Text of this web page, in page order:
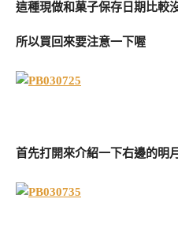
這種現做和菓子保存日期比較
所以買回來要注意一下喔
首先打開來介紹一下右邊的明